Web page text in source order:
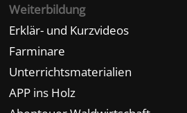
Weiterbildung
Erklär- und Kurzvideos
Farminare
Unterrichtsmaterialien
APP ins Holz